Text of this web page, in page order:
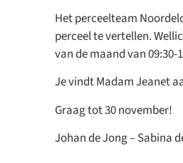
Het perceelteam
perceel te vertellen.
van de maand van
Je vindt Madam Jeanet
Graag tot 30 november!
Johan de Jong – Sabina